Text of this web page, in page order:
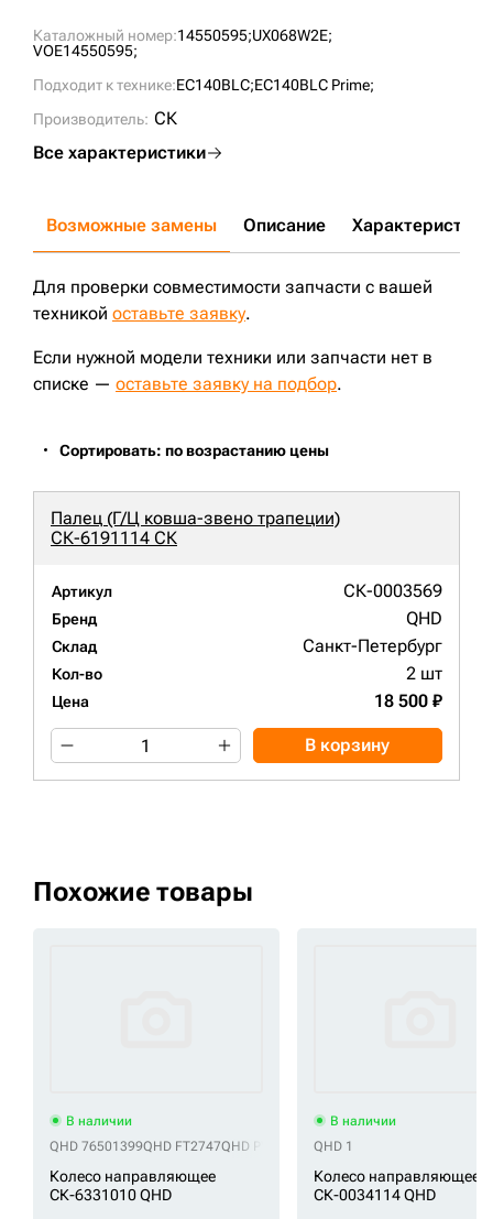
Каталожный номер:14550595;UX068W2E;
VOE14550595;
Подходит к технике:EC140BLC;EC140BLC Prime;
Производитель: СК
Все характеристики
Возможные замены Описание Характеристики
Для проверки совместимости запчасти с вашей
техникой оставьте заявку.
Если нужной модели техники или запчасти нет в
списке — оставьте заявку на подбор.
Сортировать: по возрастанию цены
Палец (Г/Ц ковша-звено трапеции)
СК-6191114 СК
Артикул СК-0003569
Бренд QHD
Склад Санкт-Петербург
Кол-во 2 шт
Цена 18 500 ₽
В корзину
Похожие товары
В наличии
QHD 76501399QHD FT2747QHD PY4044F0M00QHD SI497
Колесо направляющее
СК-6331010 QHD
В наличии
QHD 1
Колесо направляющее
СК-0034114 QHD